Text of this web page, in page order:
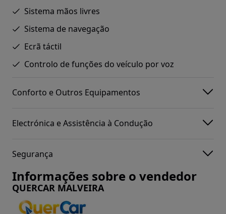
Sistema mãos livres
Sistema de navegação
Ecrã táctil
Controlo de funções do veículo por voz
Conforto e Outros Equipamentos
Electrónica e Assistência à Condução
Segurança
Informações sobre o vendedor
QUERCAR MALVEIRA